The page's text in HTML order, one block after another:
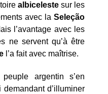
albiceleste sur les
avec la Seleção
l’avantage avec les
ne servent qu’à être
l’a fait avec maîtrise.
argentin s’en
demandant d’illuminer